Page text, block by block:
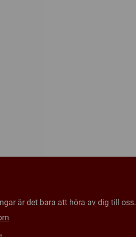
är det bara att höra av dig till oss.